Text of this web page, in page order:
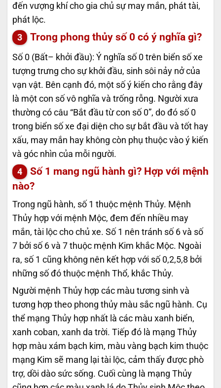
đến vượng khí cho gia chủ sự may mắn, phát tài,
phát lộc.
Trong phong thủy số 0 có ý nghĩa gì?
Số 0 (Bất– khởi đầu): Ý nghĩa số 0 trên biển số xe
tượng trưng cho sự khởi đầu, sinh sôi nảy nở của
vạn vật. Bên cạnh đó, một số ý kiến cho rằng đây
là một con số vô nghĩa và trống rỗng. Người xưa
thường có câu “Bắt đầu từ con số 0”, do đó số 0
trong biển số xe đại diện cho sự bắt đầu và tốt hay
xấu, may mắn hay không còn phụ thuộc vào ý kiến
và góc nhìn của mỗi người.
Số 1 mang ngũ hành gì? Hợp với mệnh
nào?
Trong ngũ hành, số 1 thuộc mệnh Thủy. Mệnh
Thủy hợp với mệnh Mộc, đem đến nhiều may
mắn, tài lộc cho chủ xe. Số 1 nên tránh số 6 và số
7 bởi số 6 và 7 thuộc mệnh Kim khắc Mộc. Ngoài
ra, số 1 cũng không nên kết hợp với số 0,2,5,8 bởi
những số đó thuộc mệnh Thổ, khắc Thủy.
Người mệnh Thủy hợp các màu tương sinh và
tương hợp theo phong thủy màu sắc ngũ hành. Cụ
thể mạng Thủy hợp nhất là các màu xanh biển,
xanh coban, xanh da trời. Tiếp đó là mạng Thủy
hợp màu xám bạch kim, màu vàng bạch kim thuộc
mạng Kim sẽ mang lại tài lộc, cảm thấy được phò
trợ, dồi dào sức sống. Cuối cùng là mạng Thủy